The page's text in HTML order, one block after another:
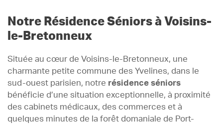
Notre Résidence Séniors à Voisins-
le-Bretonneux
Située au cœur de Voisins-le-Bretonneux, une
charmante petite commune des Yvelines, dans le
sud-ouest parisien, notre résidence séniors
bénéficie d’une situation exceptionnelle, à proximité
des cabinets médicaux, des commerces et à
quelques minutes de la forêt domaniale de Port-